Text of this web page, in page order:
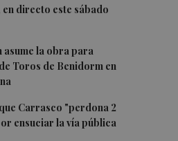
directo este sábado
la obra para
Toros de Benidorm en
Carrasco "perdona 2
ensuciar la vía pública